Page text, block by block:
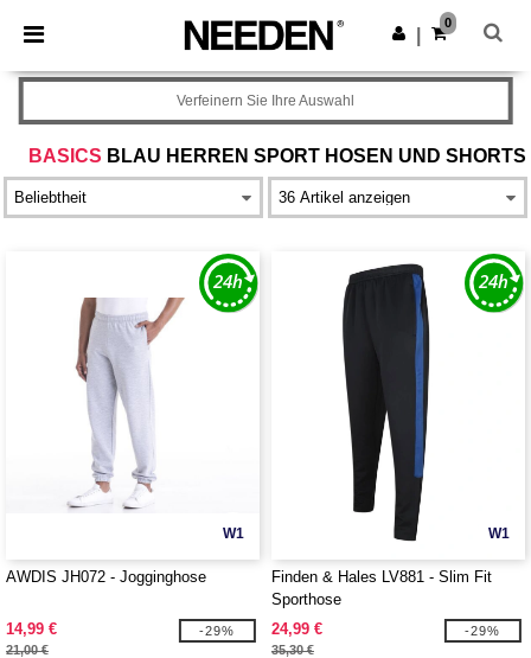
× Needen App
Bessere Preise in der App!
App holen
0
BASICS BLAU HERREN SPORT HOSEN UND SHORTS
Verfeinern Sie Ihre Auswahl
W1
AWDIS JH072 - Jogginghose
14,99 €
21,00 €
-29%
W1
Finden & Hales LV881 - Slim Fit
Sporthose
24,99 €
35,30 €
-29%